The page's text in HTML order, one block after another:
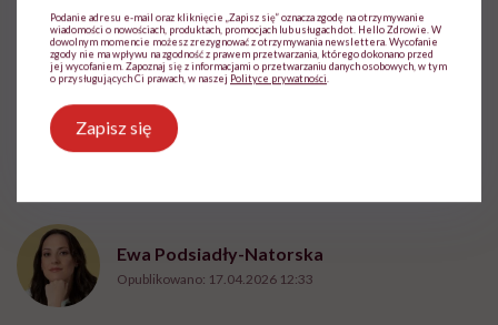
„Dominacja estrogenowa”
hitem mediów
społecznościowych. „Najgorsze,
co można zrobić, to leczyć
Ewa Podsiadły-Natorska
Opublikowano: 17.04.2026 12:33
Podanie adresu e-mail oraz kliknięcie „Zapisz się” oznacza zgodę na otrzymywanie
wiadomości o nowościach, produktach, promocjach lub usługach dot. Hello Zdrowie. W
dowolnym momencie możesz zrezygnować z otrzymywania newslettera. Wycofanie
zgody nie ma wpływu na zgodność z prawem przetwarzania, którego dokonano przed
jej wycofaniem. Zapoznaj się z informacjami o przetwarzaniu danych osobowych, w tym
o przysługujących Ci prawach, w naszej Polityce prywatności
Zapisz się